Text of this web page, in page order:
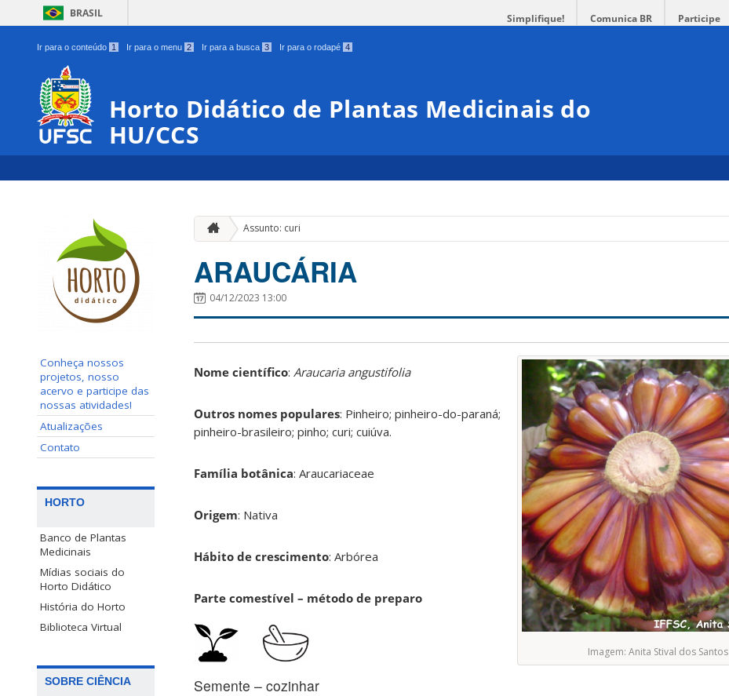
BRASIL Simplifique! Comunica BR Participe
Ir para o conteúdo 1 Ir para o menu 2 Ir para a busca 3 Ir para o rodapé 4
Horto Didático de Plantas Medicinais do
HU/CCS
Conheça nossos
projetos, nosso
acervo e participe das
nossas atividades!
Atualizações
Contato
HORTO
Banco de Plantas
Medicinais
Mídias sociais do
Horto Didático
História do Horto
Biblioteca Virtual
SOBRE CIÊNCIA
Assunto: curi
ARAUCÁRIA
04/12/2023 13:00
Imagem: Anita Stival dos Santos
Nome científico: Araucaria angustifolia
Outros nomes populares: Pinheiro; pinheiro-do-paraná;
pinheiro-brasileiro; pinho; curi; cuiúva.
Família botânica: Araucariaceae
Origem: Nativa
Hábito de crescimento: Arbórea
Parte comestível – método de preparo
Semente – cozinhar